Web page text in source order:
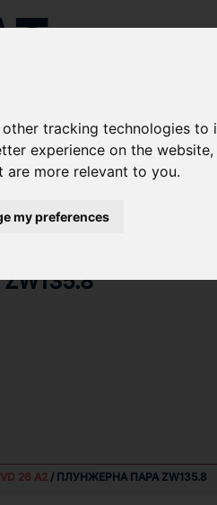
other tracking technologies
experience on the website
are more relevant to you.
my preferences
26 A2/ ПЛУНЖЕРНА ПАРА ZW135.8